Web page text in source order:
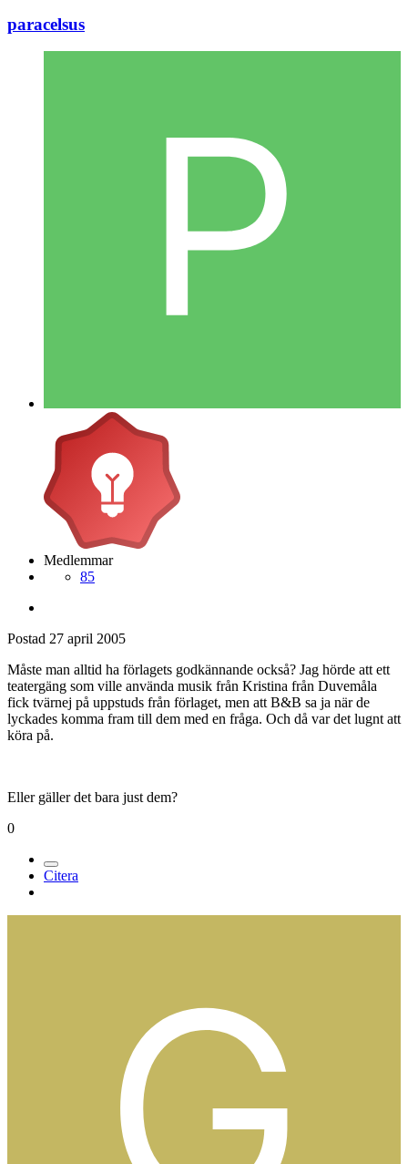
paracelsus
Medlemmar
85
Postad 27 april 2005
Måste man alltid ha förlagets godkännande också? Jag hörde att ett
teatergäng som ville använda musik från Kristina från Duvemåla
fick tvärnej på uppstuds från förlaget, men att B&B sa ja när de
lyckades komma fram till dem med en fråga. Och då var det lugnt att
köra på.
Eller gäller det bara just dem?
0
Citera